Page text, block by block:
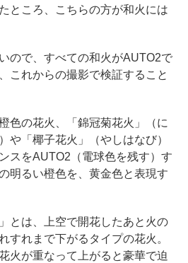
ところ、こちらの方が和火には
ので、すべての和火がAUTO2で
これからの撮影で検証すること
色の花火、「錦冠菊花火」（に
や「椰子花火」（やしはなび）
スをAUTO2（電球色を残す）す
明るい橙色を、黄金色と表現す
とは、上空で開花したあと火の
すれまで下がるタイプの花火。
火が重なって上がると豪華で迫